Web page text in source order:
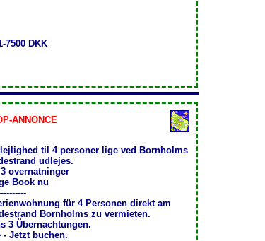
DKK
ANNONCE
til 4 personer lige ved Bornholms
udlejes.
overnatninger
Book nu
für 4 Personen direkt am
Bornholms zu vermieten.
3 Übernachtungen .
- Jetzt buchen.